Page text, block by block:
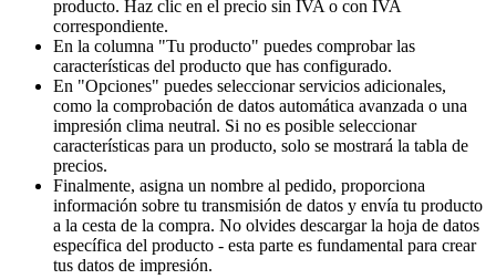
producto. Haz clic en el precio sin IVA o con IVA
correspondiente.
En la columna "Tu producto" puedes comprobar las
características del producto que has configurado.
En "Opciones" puedes seleccionar servicios adicionales,
como la comprobación de datos automática avanzada o una
impresión clima neutral. Si no es posible seleccionar
características para un producto, solo se mostrará la tabla de
precios.
Finalmente, asigna un nombre al pedido, proporciona
información sobre tu transmisión de datos y envía tu producto
a la cesta de la compra. No olvides descargar la hoja de datos
específica del producto - esta parte es fundamental para crear
tus datos de impresión.